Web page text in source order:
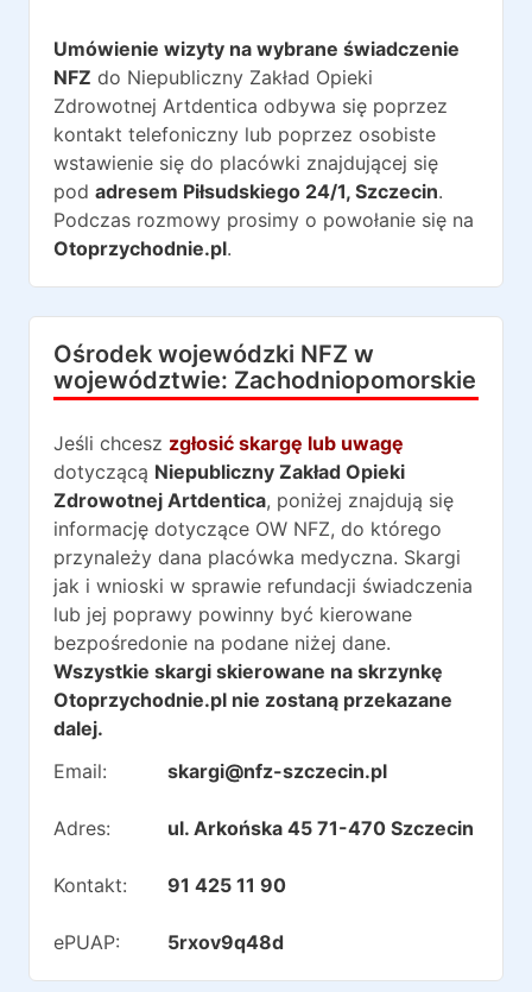
Umówienie wizyty na wybrane świadczenie
NFZ do Niepubliczny Zakład Opieki
Zdrowotnej Artdentica odbywa się poprzez
kontakt telefoniczny lub poprzez osobiste
wstawienie się do placówki znajdującej się
pod adresem Piłsudskiego 24/1, Szczecin.
Podczas rozmowy prosimy o powołanie się na
Otoprzychodnie.pl.
Ośrodek wojewódzki NFZ w
województwie: Zachodniopomorskie
Jeśli chcesz zgłosić skargę lub uwagę
dotyczącą Niepubliczny Zakład Opieki
Zdrowotnej Artdentica, poniżej znajdują się
informację dotyczące OW NFZ, do którego
przynależy dana placówka medyczna. Skargi
jak i wnioski w sprawie refundacji świadczenia
lub jej poprawy powinny być kierowane
bezpośredonie na podane niżej dane.
Wszystkie skargi skierowane na skrzynkę
Otoprzychodnie.pl nie zostaną przekazane
dalej.
Email:
skargi@nfz-szczecin.pl
Adres: ul. Arkońska 45 71-470 Szczecin
Kontakt: 91 425 11 90
ePUAP: 5rxov9q48d